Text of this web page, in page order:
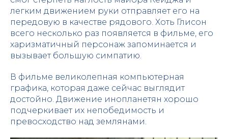
легким движением руки отправляет его на
передовую в качестве рядового. Хоть Глисон
всего несколько раз появляется в фильме, его
харизматичный персонаж запоминается и
вызывает большую симпатию.
В фильме великолепная компьютерная
графика, которая даже сейчас выглядит
достойно. Движение инопланетян хорошо
подчеркивает их непобедимость и
превосходство над землянами.